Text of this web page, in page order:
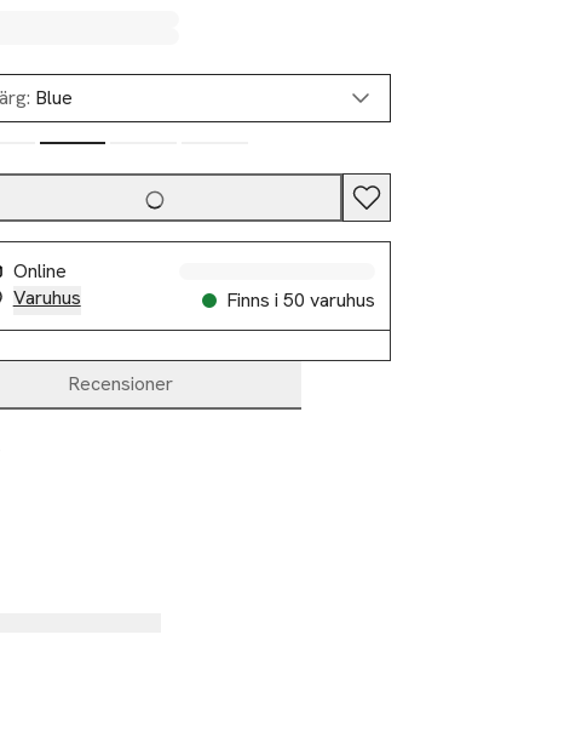
Blue
Online
Varuhus
Finns i 50 varuhus
Recensioner